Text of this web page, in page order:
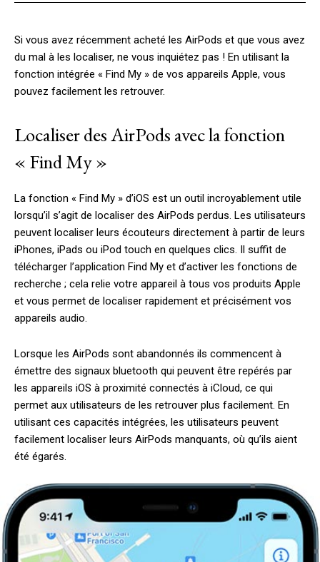
Si vous avez récemment acheté les AirPods et que vous avez
du mal à les localiser, ne vous inquiétez pas ! En utilisant la
fonction intégrée « Find My » de vos appareils Apple, vous
pouvez facilement les retrouver.
Localiser des AirPods avec la fonction
« Find My »
La fonction « Find My » d’iOS est un outil incroyablement utile
lorsqu’il s’agit de localiser des AirPods perdus. Les utilisateurs
peuvent localiser leurs écouteurs directement à partir de leurs
iPhones, iPads ou iPod touch en quelques clics. Il suffit de
télécharger l’application Find My et d’activer les fonctions de
recherche ; cela relie votre appareil à tous vos produits Apple
et vous permet de localiser rapidement et précisément vos
appareils audio.
Lorsque les AirPods sont abandonnés ils commencent à
émettre des signaux bluetooth qui peuvent être repérés par
les appareils iOS à proximité connectés à iCloud, ce qui
permet aux utilisateurs de les retrouver plus facilement. En
utilisant ces capacités intégrées, les utilisateurs peuvent
facilement localiser leurs AirPods manquants, où qu’ils aient
été égarés.